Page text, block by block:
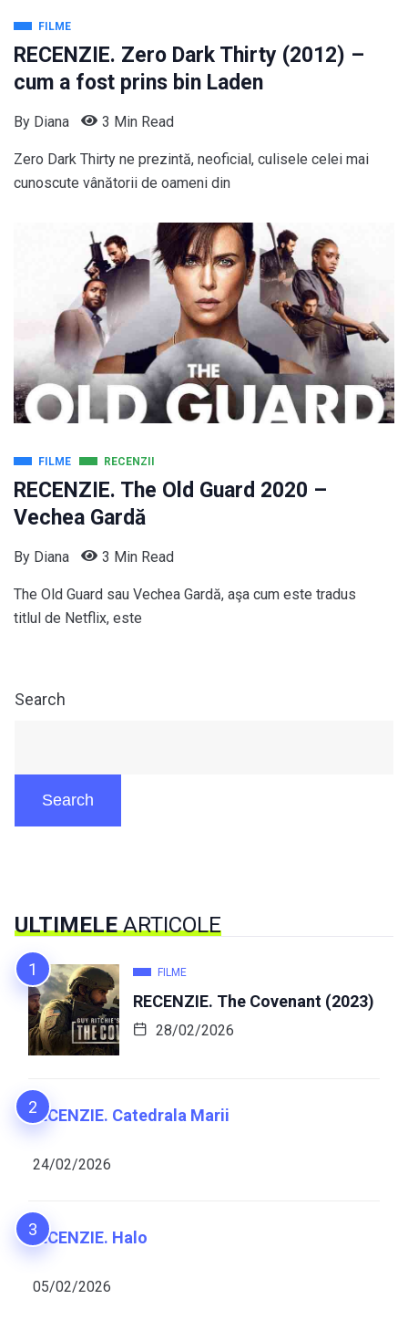
FILME
RECENZIE. Zero Dark Thirty (2012) –
cum a fost prins bin Laden
By Diana 3 Min Read
Zero Dark Thirty ne prezintă, neoficial, culisele celei mai
cunoscute vânătorii de oameni din
FILME RECENZII
RECENZIE. The Old Guard 2020 –
Vechea Gardă
By Diana 3 Min Read
The Old Guard sau Vechea Gardă, aşa cum este tradus
titlul de Netflix, este
Search
Search
ULTIMELEARTICOLE
FILME
RECENZIE. The Covenant (2023)
28/02/2026
RECENZIE. Catedrala Marii
24/02/2026
RECENZIE. Halo
05/02/2026